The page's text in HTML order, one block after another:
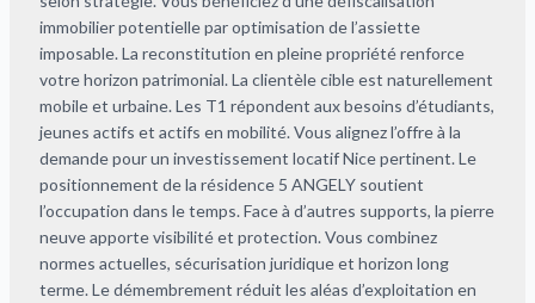
immobilier potentielle par optimisation de l’assiette
imposable. La reconstitution en pleine propriété renforce
votre horizon patrimonial. La clientèle cible est naturellement
mobile et urbaine. Les T1 répondent aux besoins d’étudiants,
jeunes actifs et actifs en mobilité. Vous alignez l’offre à la
demande pour un investissement locatif Nice pertinent. Le
positionnement de la résidence 5 ANGELY soutient
l’occupation dans le temps. Face à d’autres supports, la pierre
neuve apporte visibilité et protection. Vous combinez
normes actuelles, sécurisation juridique et horizon long
terme. Le démembrement réduit les aléas d’exploitation en